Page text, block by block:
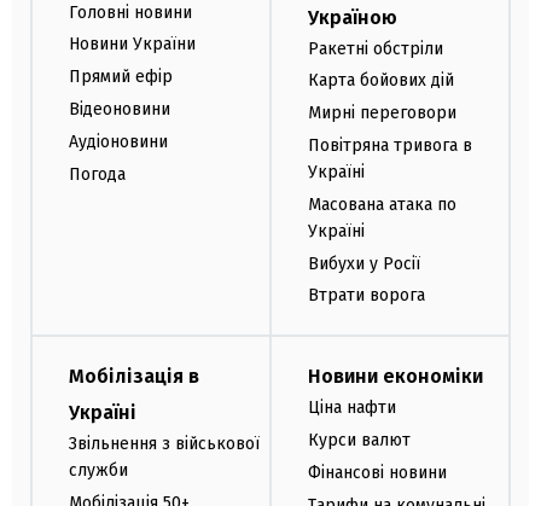
Головні новини
Новини України
Прямий ефір
Відеоновини
Аудіоновини
Погода
Україною
Ракетні обстріли
Карта бойових дій
Мирні переговори
Повітряна тривога в
Україні
Масована атака по
Україні
Вибухи у Росії
Втрати ворога
Мобілізація в
Україні
Звільнення з військової
служби
Новини економіки
Ціна нафти
Курси валют
Фінансові новини